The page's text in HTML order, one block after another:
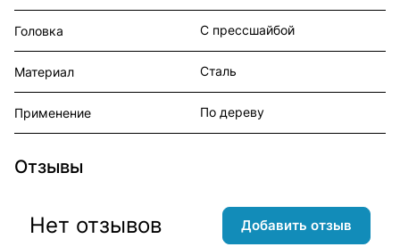
Головка С прессшайбой
Материал Сталь
Применение По дереву
Отзывы
Нет отзывов Добавить отзыв